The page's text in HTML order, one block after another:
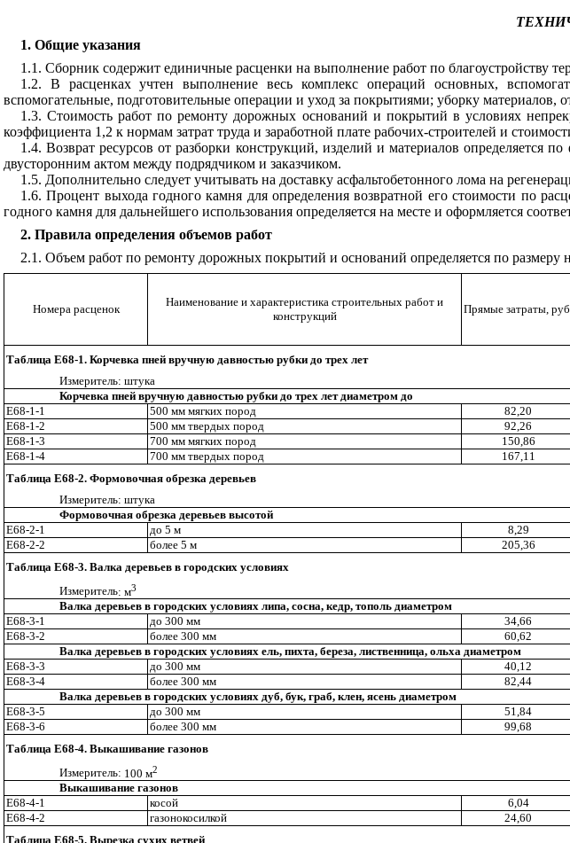
1. Общие указания
1.1. Сборник содержит единичные расценки на выполнение работ по благоустройству
1.2. В расценках учтен выполнение весь комплекс операций основных,
вспомогательные, подготовительные операции и уход за покрытиями; уборку материалов,
1.3. Стоимость работ по ремонту дорожных оснований и покрытий в условиях
коэффициента 1,2 к нормам затрат труда и заработной плате рабочих-строителей и
1.4. Возврат ресурсов от разборки конструкций, изделий и материалов определяется
двусторонним актом между подрядчиком и заказчиком.
1.5. Дополнительно следует учитывать на доставку асфальтобетонного лома на
1.6. Процент выхода годного камня для определения возвратной его стоимости по
годного камня для дальнейшего использования определяется на месте и оформляется
2. Правила определения объемов работ
2.1 . Объем работ по ремонту дорожных покрытий и оснований определяется по размеру
Номера расценок
Наименование и характеристика строительных работ и
конструкций
Прямые затраты,
Таблица Е68-1. Корчевка пней вручную давностью рубки до трех лет
Измеритель: штука
Корчевка пней вручную давностью рубки до трех лет диаметром до
Е68-1-1
500 мм мягких пород 82,20
Е68-1-2
500 мм твердых пород 92,26
Е68-1-3
700 мм мягких пород 150,86
Е68-1-4
700 мм твердых пород 167,11
Таблица Е68-2. Формовочная обрезка деревьев
Измеритель: штука
Формовочная обрезка деревьев высотой
Е68-2-1
до 5 м 8,29
Е68-2-2
более 5 м 205,36
Таблица Е68-3. Валка деревьев в городских условиях
Измеритель: м3
Валка деревьев в городских условиях липа, сосна, кедр, тополь диаметром
Е68-3-1
до 300 мм 34,66
Е68-3-2
более 300 мм 60,62
Валка деревьев в городских условиях ель, пихта, береза, лиственница, ольха диаметром
Е68-3-3
до 300 мм 40,12
Е68-3-4
более 300 мм 82,44
Валка деревьев в городских условиях дуб, бук, граб, клен, ясень диаметром
Е68-3-5
до 300 мм 51,84
Е68-3-6
более 300 мм 99,68
Таблица Е68-4. Выкашивание газонов
Измеритель: 100 м2
Выкашивание газонов
Е68-4-1
косой 6,04
Е68-4-2
газонокосилкой 24,60
Таблица Е68-5. Вырезка сухих ветвей